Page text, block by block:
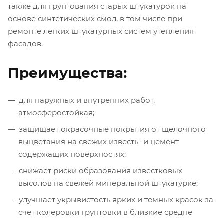
также для грунтования старых штукатурок на
основе синтетических смол, в том числе при
ремонте легких штукатурных систем утепления
фасадов.
Преимущества:
для наружных и внутренних работ,
атмосферостойкая;
защищает окрасочные покрытия от щелочного
выцветания на свежих известь- и цемент
содержащих поверхностях;
снижает риски образования известковых
высолов на свежей минеральной штукатурке;
улучшает укрывистость ярких и темных красок за
счет колеровки грунтовки в близкие средне